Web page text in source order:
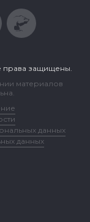
права защищены.
материалов
данных
данных